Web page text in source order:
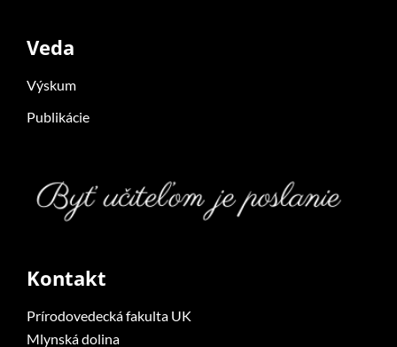
Veda
Výskum
Publikácie
Kontakt
Prírodovedecká fakulta UK
Mlynská dolina